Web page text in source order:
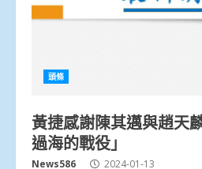
頭條
黃捷感謝陳其邁與趙天
過海的戰役」
News586 2024-01-13